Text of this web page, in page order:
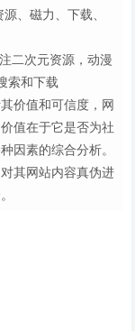
、磁力、下载、
二次元资源，动漫
索和下载
价值和可信度，网
值在于它是否为社
因素的综合分析。
其网站内容真伪进